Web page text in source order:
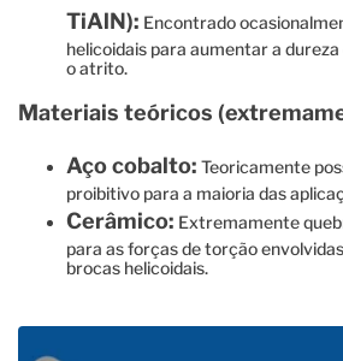
TiAlN): Encontrado
helicoidais para aumentar a
o atrito.
Materiais teóricos
Aço cobalto: Teoricamente
proibitivo para a maioria das
Cerâmico: Extremamente
para as forças de torção
brocas helicoidais.